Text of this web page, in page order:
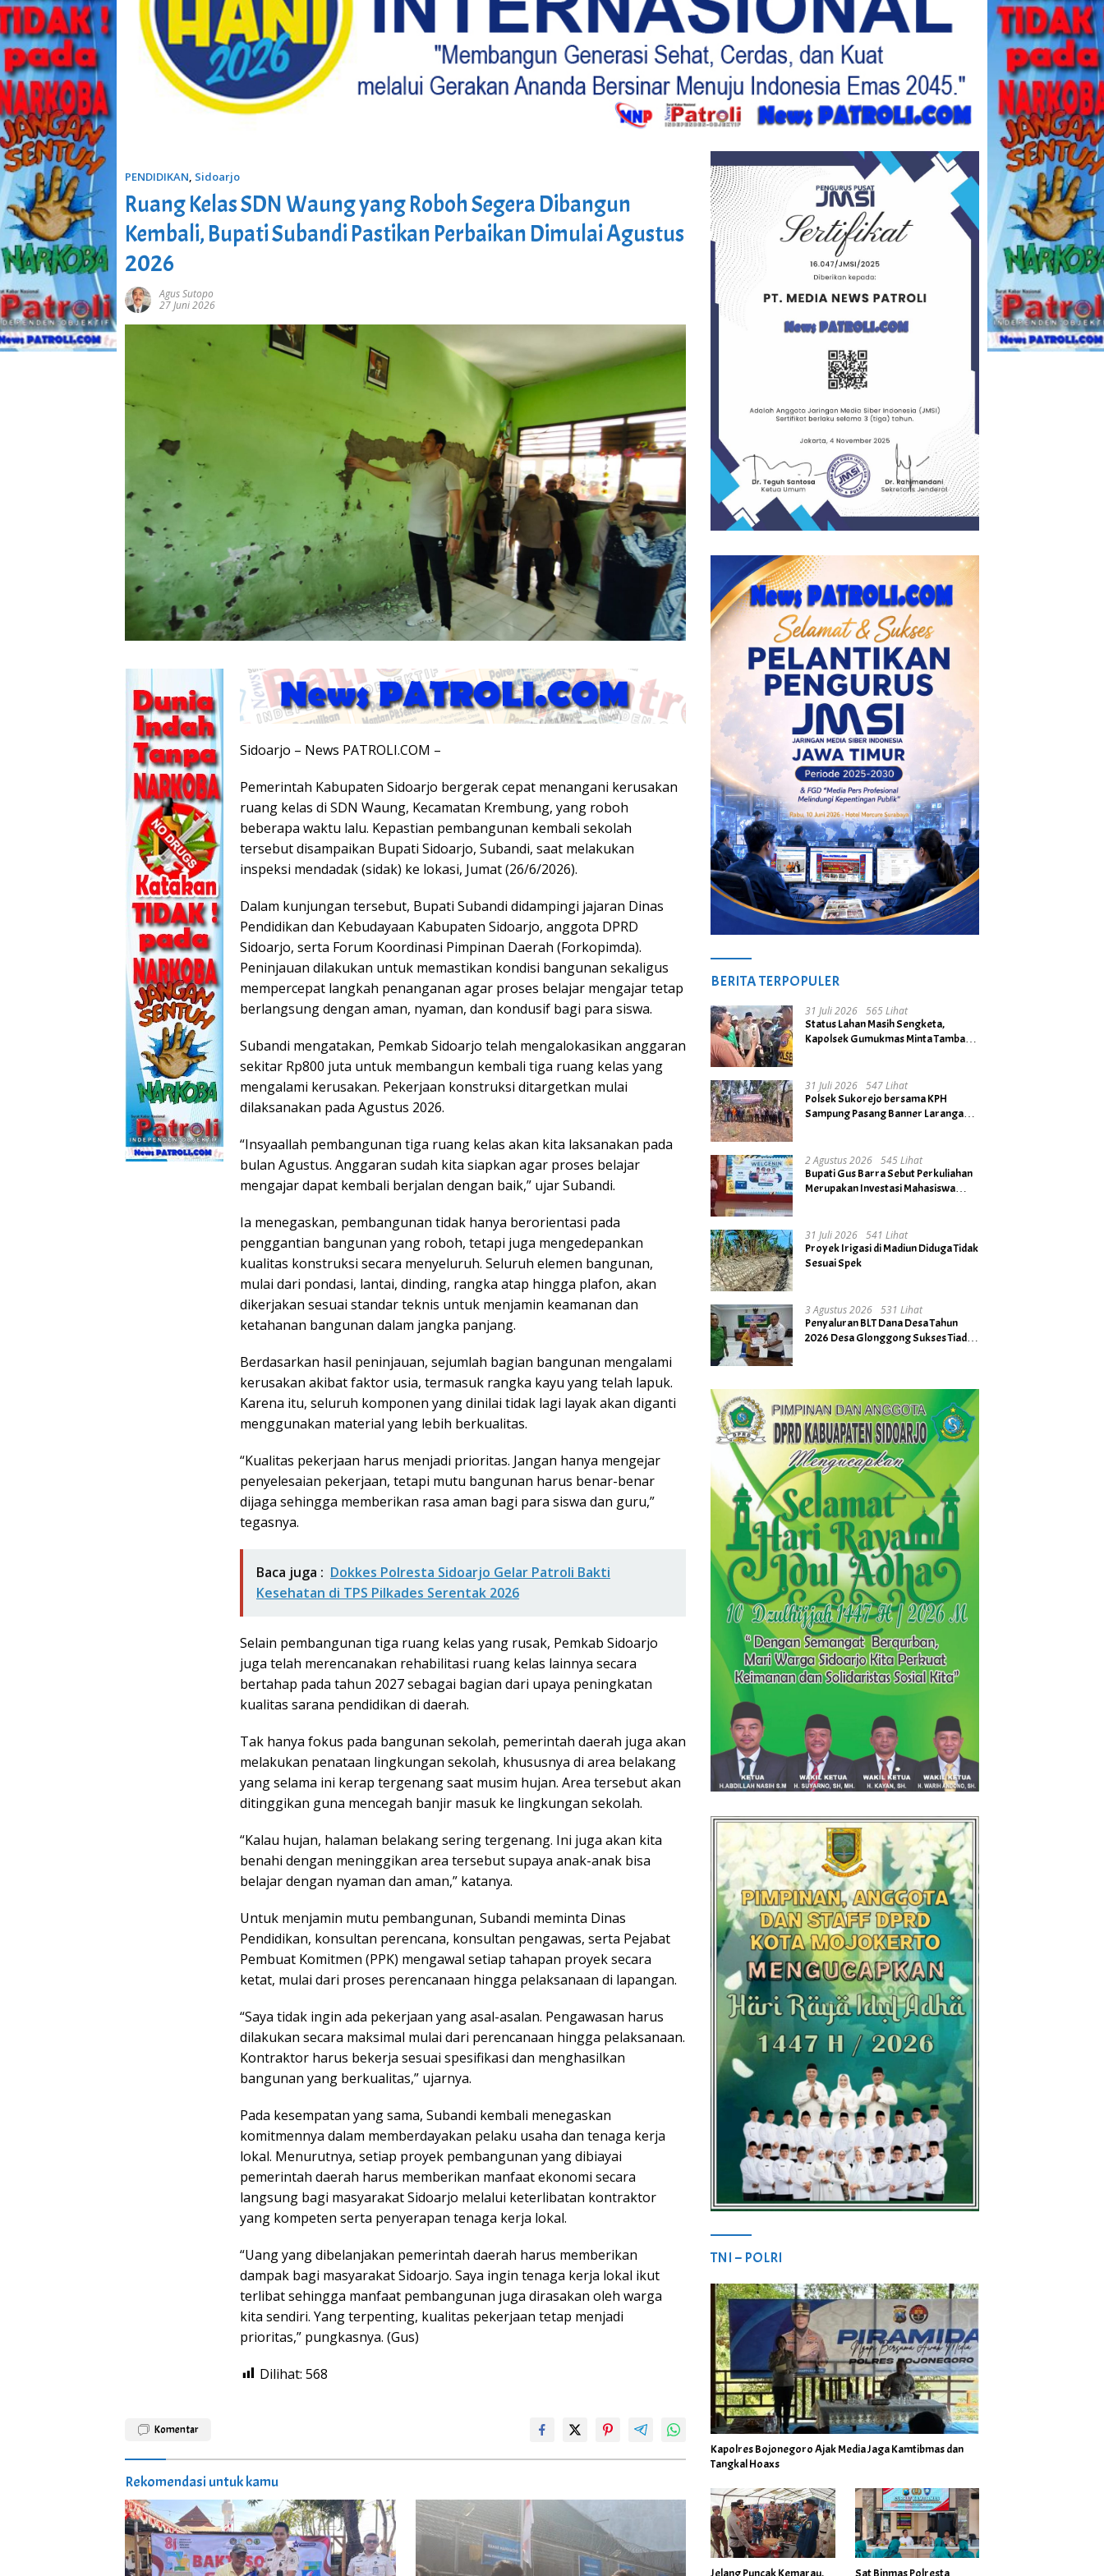
PENDIDIKAN, Sidoarjo
Ruang Kelas SDN Waung yang Roboh Segera Dibangun
Kembali, Bupati Subandi Pastikan Perbaikan Dimulai Agustus
2026
Agus Sutopo
27 Juni 2026
Sidoarjo – News PATROLI.COM –
Pemerintah Kabupaten Sidoarjo bergerak cepat menangani kerusakan
ruang kelas di SDN Waung, Kecamatan Krembung, yang roboh
beberapa waktu lalu. Kepastian pembangunan kembali sekolah
tersebut disampaikan Bupati Sidoarjo, Subandi, saat melakukan
inspeksi mendadak (sidak) ke lokasi, Jumat (26/6/2026).
Dalam kunjungan tersebut, Bupati Subandi didampingi jajaran Dinas
Pendidikan dan Kebudayaan Kabupaten Sidoarjo, anggota DPRD
Sidoarjo, serta Forum Koordinasi Pimpinan Daerah (Forkopimda).
Peninjauan dilakukan untuk memastikan kondisi bangunan sekaligus
mempercepat langkah penanganan agar proses belajar mengajar tetap
berlangsung dengan aman, nyaman, dan kondusif bagi para siswa.
Subandi mengatakan, Pemkab Sidoarjo telah mengalokasikan anggaran
sekitar Rp800 juta untuk membangun kembali tiga ruang kelas yang
mengalami kerusakan. Pekerjaan konstruksi ditargetkan mulai
dilaksanakan pada Agustus 2026.
“Insyaallah pembangunan tiga ruang kelas akan kita laksanakan pada
bulan Agustus. Anggaran sudah kita siapkan agar proses belajar
mengajar dapat kembali berjalan dengan baik,” ujar Subandi.
Ia menegaskan, pembangunan tidak hanya berorientasi pada
penggantian bangunan yang roboh, tetapi juga mengedepankan
kualitas konstruksi secara menyeluruh. Seluruh elemen bangunan,
mulai dari pondasi, lantai, dinding, rangka atap hingga plafon, akan
dikerjakan sesuai standar teknis untuk menjamin keamanan dan
ketahanan bangunan dalam jangka panjang.
Berdasarkan hasil peninjauan, sejumlah bagian bangunan mengalami
kerusakan akibat faktor usia, termasuk rangka kayu yang telah lapuk.
Karena itu, seluruh komponen yang dinilai tidak lagi layak akan diganti
menggunakan material yang lebih berkualitas.
“Kualitas pekerjaan harus menjadi prioritas. Jangan hanya mengejar
penyelesaian pekerjaan, tetapi mutu bangunan harus benar-benar
dijaga sehingga memberikan rasa aman bagi para siswa dan guru,”
tegasnya.
Baca juga : Dokkes Polresta Sidoarjo Gelar Patroli Bakti
Kesehatan di TPS Pilkades Serentak 2026
Selain pembangunan tiga ruang kelas yang rusak, Pemkab Sidoarjo
juga telah merencanakan rehabilitasi ruang kelas lainnya secara
bertahap pada tahun 2027 sebagai bagian dari upaya peningkatan
kualitas sarana pendidikan di daerah.
Tak hanya fokus pada bangunan sekolah, pemerintah daerah juga akan
melakukan penataan lingkungan sekolah, khususnya di area belakang
yang selama ini kerap tergenang saat musim hujan. Area tersebut akan
ditinggikan guna mencegah banjir masuk ke lingkungan sekolah.
“Kalau hujan, halaman belakang sering tergenang. Ini juga akan kita
benahi dengan meninggikan area tersebut supaya anak-anak bisa
belajar dengan nyaman dan aman,” katanya.
Untuk menjamin mutu pembangunan, Subandi meminta Dinas
Pendidikan, konsultan perencana, konsultan pengawas, serta Pejabat
Pembuat Komitmen (PPK) mengawal setiap tahapan proyek secara
ketat, mulai dari proses perencanaan hingga pelaksanaan di lapangan.
“Saya tidak ingin ada pekerjaan yang asal-asalan. Pengawasan harus
dilakukan secara maksimal mulai dari perencanaan hingga pelaksanaan.
Kontraktor harus bekerja sesuai spesifikasi dan menghasilkan
bangunan yang berkualitas,” ujarnya.
Pada kesempatan yang sama, Subandi kembali menegaskan
komitmennya dalam memberdayakan pelaku usaha dan tenaga kerja
lokal. Menurutnya, setiap proyek pembangunan yang dibiayai
pemerintah daerah harus memberikan manfaat ekonomi secara
langsung bagi masyarakat Sidoarjo melalui keterlibatan kontraktor
yang kompeten serta penyerapan tenaga kerja lokal.
“Uang yang dibelanjakan pemerintah daerah harus memberikan
dampak bagi masyarakat Sidoarjo. Saya ingin tenaga kerja lokal ikut
terlibat sehingga manfaat pembangunan juga dirasakan oleh warga
kita sendiri. Yang terpenting, kualitas pekerjaan tetap menjadi
prioritas,” pungkasnya. (Gus)
Dilihat: 568
Komentar
Rekomendasi untuk kamu
BERITA TERPOPULER
31 Juli 2026
565 Lihat
Status Lahan Masih Sengketa,
Kapolsek Gumukmas Minta Tambang
31 Juli 2026
547 Lihat
Polsek Sukorejo bersama KPH
Sampung Pasang Banner Larangan
2 Agustus 2026
545 Lihat
Bupati Gus Barra Sebut Perkuliahan
Merupakan Investasi Mahasiswa
31 Juli 2026
541 Lihat
Proyek Irigasi di Madiun Diduga Tidak
Sesuai Spek
3 Agustus 2026
531 Lihat
Penyaluran BLT Dana Desa Tahun
2026 Desa Glonggong Sukses Tiada
TNI – POLRI
Kapolres Bojonegoro Ajak Media Jaga Kamtibmas dan
Tangkal Hoaxs
Jelang Puncak Kemarau,